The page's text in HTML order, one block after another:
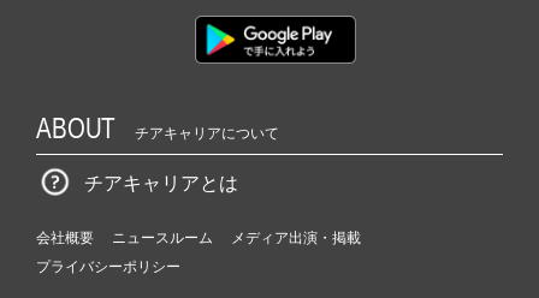
ABOUT チアキャリアについて
チアキャリアとは
会社概要 ニュースルーム
メディア出演・掲載
プライバシーポリシー